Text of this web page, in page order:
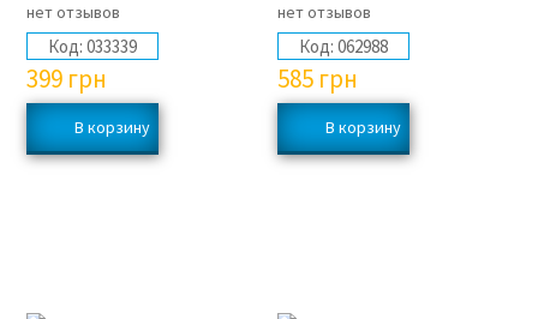
нет отзывов
Код: 033339
399 грн
нет отзывов
Код: 062988
585 грн